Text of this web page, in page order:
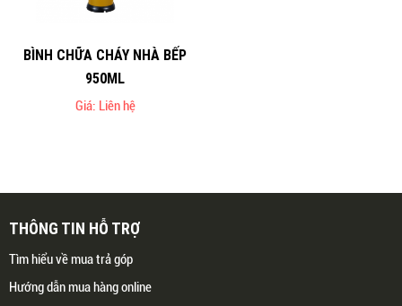
BÌNH CHỮA CHÁY NHÀ BẾP
950ML
Giá: Liên hệ
THÔNG TIN HỖ TRỢ
Tìm hiểu về mua trả góp
Hướng dẫn mua hàng online